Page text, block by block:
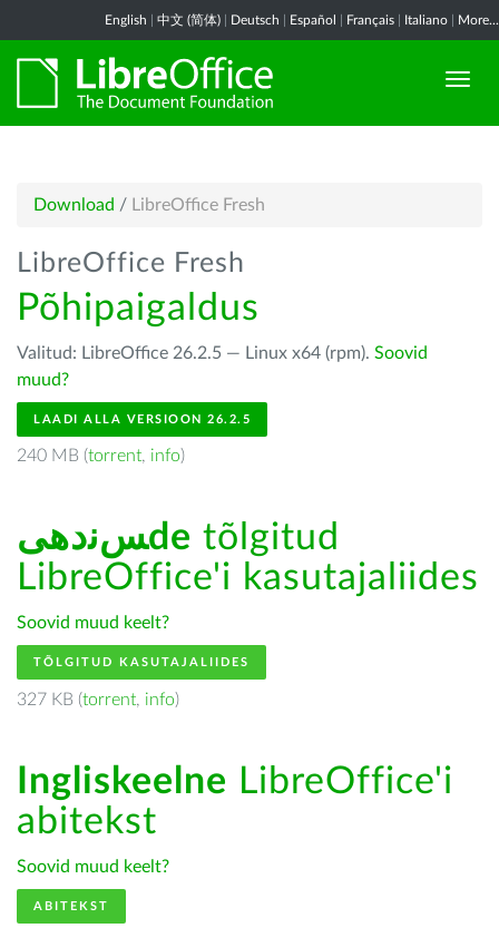
English 中文 (简体) Deutsch Español Français Italiano More...
Download / LibreOffice Fresh
LibreOffice Fresh
Põhipaigaldus
Valitud: LibreOffice 26.2.5 — Linux x64 (rpm). Soovid
muud?
LAADI ALLA VERSIOON 26.2.5
240 MB (torrent, info)
ﺲﻧﺩھیde tõlgitud
LibreOffice'i kasutajaliides
Soovid muud keelt?
TÕLGITUD KASUTAJALIIDES
327 KB (torrent, info)
Ingliskeelne LibreOffice'i
abitekst
Soovid muud keelt?
ABITEKST